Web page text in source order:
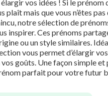
vos idées ! Si le prénom
plaît mais que vous n’êtes pas
notre sélection de
inspirer. Ces prénoms
ou un style similaires.
vous permet d’élargir
goûts. Une façon simple et
parfait pour votre futur